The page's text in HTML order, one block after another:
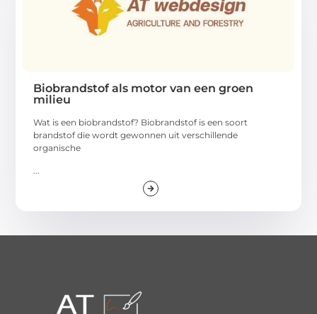
Biobrandstof als motor van een groen
milieu
Wat is een biobrandstof? Biobrandstof is een soort
brandstof die wordt gewonnen uit verschillende
organische
...